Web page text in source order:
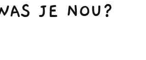
JE NOU?